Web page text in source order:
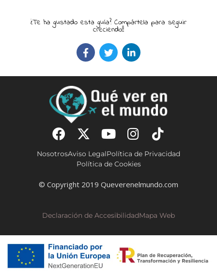
¿Te ha gustado esta guía? Compártela para seguir
creciendo!!
NosotrosAviso LegalPolítica de Privacidad
Política de Cookies
© Copyright 2019 Queverenelmundo.com
Declaración de AccesibilidadMapa Web